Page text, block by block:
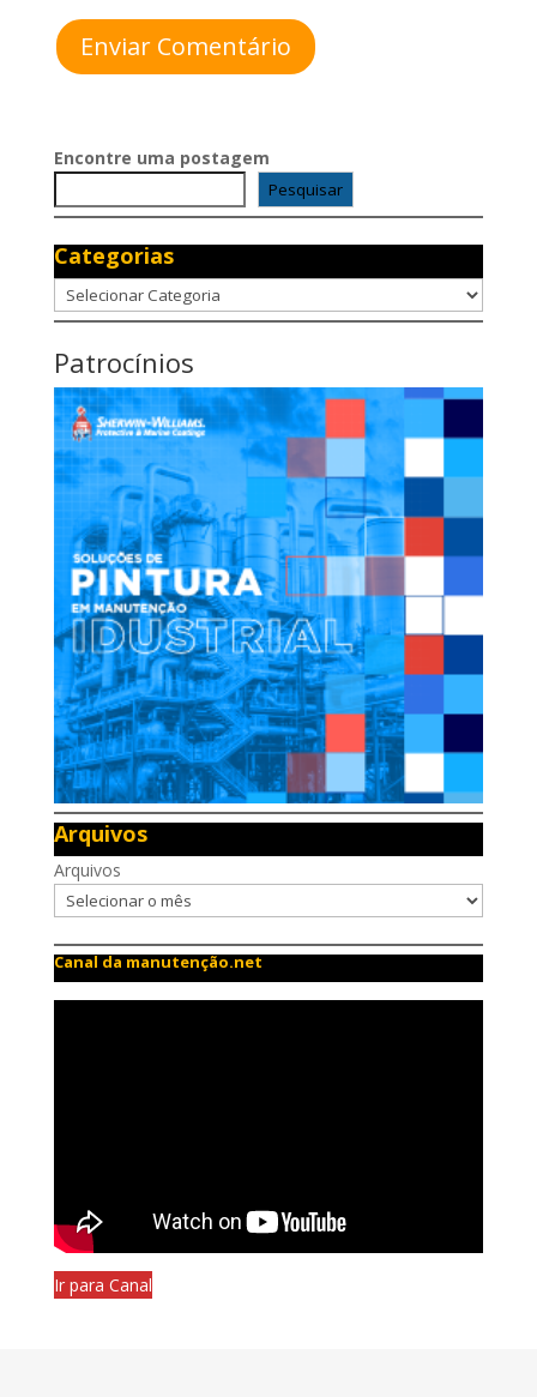
Enviar Comentário
Encontre uma postagem
Pesquisar
Categorias
Categorias
Patrocínios
Arquivos
Arquivos
Canal da manutenção.net
Ir para Canal